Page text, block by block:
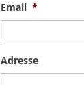
Email *
Adresse